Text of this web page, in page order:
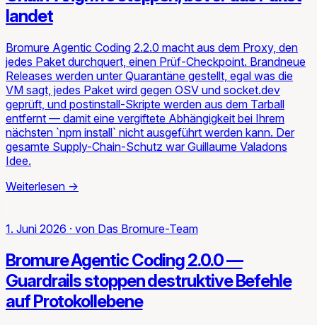
landet
Bromure Agentic Coding 2.2.0 macht aus dem Proxy, den
jedes Paket durchquert, einen Prüf-Checkpoint. Brandneue
Releases werden unter Quarantäne gestellt, egal was die
VM sagt, jedes Paket wird gegen OSV und socket.dev
geprüft, und postinstall-Skripte werden aus dem Tarball
entfernt — damit eine vergiftete Abhängigkeit bei Ihrem
nächsten `npm install` nicht ausgeführt werden kann. Der
gesamte Supply-Chain-Schutz war Guillaume Valadons
Idee.
Weiterlesen →
1. Juni 2026 · von Das Bromure-Team
Bromure Agentic Coding 2.0.0 —
Guardrails stoppen destruktive Befehle
auf Protokollebene